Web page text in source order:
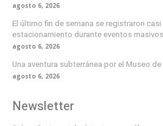
agosto 6, 2026
El último fin de semana se registraron
estacionamiento durante eventos masivos
agosto 6, 2026
Una aventura subterránea por el Museo
agosto 6, 2026
Newsletter